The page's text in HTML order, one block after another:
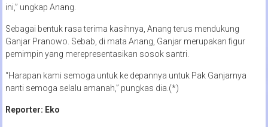
ini,” ungkap Anang.
Sebagai bentuk rasa terima kasihnya, Anang terus mendukung
Ganjar Pranowo. Sebab, di mata Anang, Ganjar merupakan figur
pemimpin yang merepresentasikan sosok santri.
“Harapan kami semoga untuk ke depannya untuk Pak Ganjarnya
nanti semoga selalu amanah,” pungkas dia.(*)
Reporter: Eko